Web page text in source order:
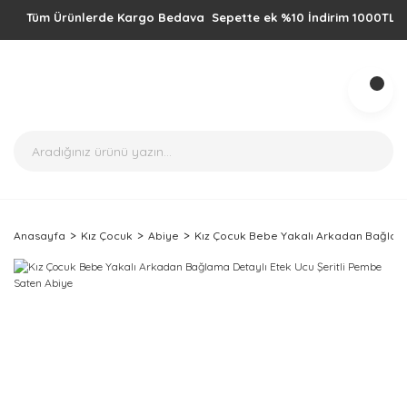
Tüm Ürünlerde Kargo Bedava Sepette ek %10 İndirim 1000TL
Anasayfa Kız Çocuk Abiye Kız Çocuk Bebe Yakalı Arkadan